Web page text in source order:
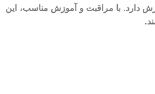
دارد. با مراقبت و آموزش مناسب، این